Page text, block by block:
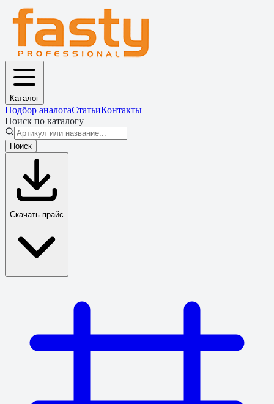
Каталог
Подбор аналогаСтатьиКонтакты
Поиск по каталогу
Поиск
Скачать прайс